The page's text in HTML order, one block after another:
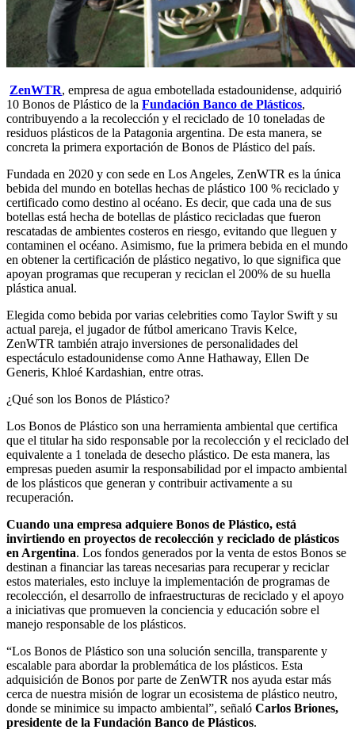
ZenWTR, empresa de agua embotellada estadounidense, adquirió
10 Bonos de Plástico de la Fundación Banco de Plásticos,
contribuyendo a la recolección y el reciclado de 10 toneladas de
residuos plásticos de la Patagonia argentina. De esta manera, se
concreta la primera exportación de Bonos de Plástico del país.
Fundada en 2020 y con sede en Los Angeles, ZenWTR es la única
bebida del mundo en botellas hechas de plástico 100 % reciclado y
certificado como destino al océano. Es decir, que cada una de sus
botellas está hecha de botellas de plástico recicladas que fueron
rescatadas de ambientes costeros en riesgo, evitando que lleguen y
contaminen el océano. Asimismo, fue la primera bebida en el mundo
en obtener la certificación de plástico negativo, lo que significa que
apoyan programas que recuperan y reciclan el 200% de su huella
plástica anual.
Elegida como bebida por varias celebrities como Taylor Swift y su
actual pareja, el jugador de fútbol americano Travis Kelce,
ZenWTR también atrajo inversiones de personalidades del
espectáculo estadounidense como Anne Hathaway, Ellen De
Generis, Khloé Kardashian, entre otras.
¿Qué son los Bonos de Plástico?
Los Bonos de Plástico son una herramienta ambiental que certifica
que el titular ha sido responsable por la recolección y el reciclado del
equivalente a 1 tonelada de desecho plástico. De esta manera, las
empresas pueden asumir la responsabilidad por el impacto ambiental
de los plásticos que generan y contribuir activamente a su
recuperación.
Cuando una empresa adquiere Bonos de Plástico, está
invirtiendo en proyectos de recolección y reciclado de plásticos
en Argentina. Los fondos generados por la venta de estos Bonos se
destinan a financiar las tareas necesarias para recuperar y reciclar
estos materiales, esto incluye la implementación de programas de
recolección, el desarrollo de infraestructuras de reciclado y el apoyo
a iniciativas que promueven la conciencia y educación sobre el
manejo responsable de los plásticos.
“Los Bonos de Plástico son una solución sencilla, transparente y
escalable para abordar la problemática de los plásticos. Esta
adquisición de Bonos por parte de ZenWTR nos ayuda estar más
cerca de nuestra misión de lograr un ecosistema de plástico neutro,
donde se minimice su impacto ambiental”, señaló Carlos Briones,
presidente de la Fundación Banco de Plásticos.